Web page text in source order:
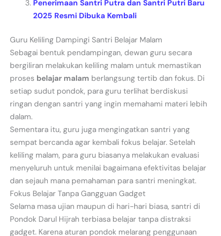
Penerimaan Santri Putra dan Santri Putri Baru
2025 Resmi Dibuka Kembali
Guru Keliling Dampingi Santri Belajar Malam
Sebagai bentuk pendampingan, dewan guru secara
bergiliran melakukan keliling malam untuk memastikan
proses belajar malam berlangsung tertib dan fokus. Di
setiap sudut pondok, para guru terlihat berdiskusi
ringan dengan santri yang ingin memahami materi lebih
dalam.
Sementara itu, guru juga mengingatkan santri yang
sempat bercanda agar kembali fokus belajar. Setelah
keliling malam, para guru biasanya melakukan evaluasi
menyeluruh untuk menilai bagaimana efektivitas belajar
dan sejauh mana pemahaman para santri meningkat.
Fokus Belajar Tanpa Gangguan Gadget
Selama masa ujian maupun di hari-hari biasa, santri di
Pondok Darul Hijrah terbiasa belajar tanpa distraksi
gadget. Karena aturan pondok melarang penggunaan